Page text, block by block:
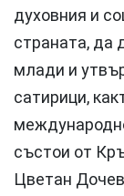
духовния и
страната, да
млади и
сатирици,
състои от
Цветан